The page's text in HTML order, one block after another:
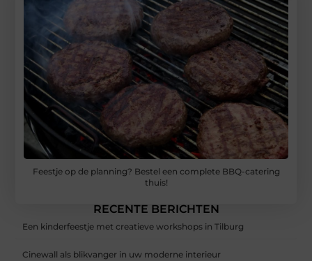
Feestje op de planning? Bestel een complete BBQ-catering
thuis!
RECENTE BERICHTEN
Een kinderfeestje met creatieve workshops in Tilburg
Cinewall als blikvanger in uw moderne interieur